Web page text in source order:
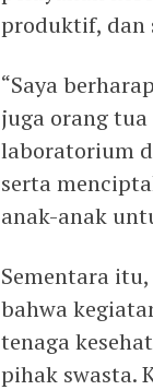
produktif, dan
“Saya
juga orang
laboratorium
serta
anak-anak
Sementara
bahwa
tenaga
pihak swasta.